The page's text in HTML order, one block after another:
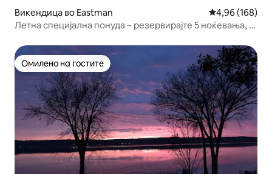
Викендица во Eastman Просечна
4,96 (168)
Летна специјална понуда – резервирајте 5 ноќевања, а
Омилено на гостите
Омилено на гостите